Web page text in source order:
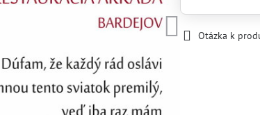
Otázka k